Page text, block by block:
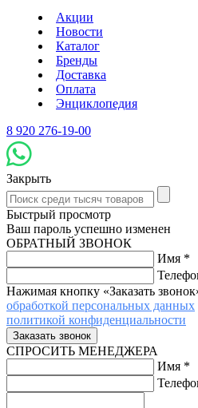
Акции
Новости
Каталог
Бренды
Доставка
Оплата
Энциклопедия
8 920 276-19-00
Закрыть
Быстрый просмотр
Ваш пароль успешно изменен
ОБРАТНЫЙ ЗВОНОК
Имя *
Нажимая кнопку «Заказать
обработкой персональных данных
политикой конфиденциальности
СПРОСИТЬ МЕНЕДЖЕРА
Имя *